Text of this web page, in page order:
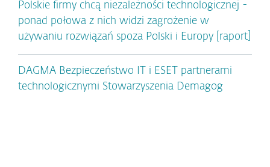
Polskie firmy chcą niezależności technologicznej -
ponad połowa z nich widzi zagrożenie w
używaniu rozwiązań spoza Polski i Europy [raport]
DAGMA Bezpieczeństwo IT i ESET partnerami
technologicznymi Stowarzyszenia Demagog